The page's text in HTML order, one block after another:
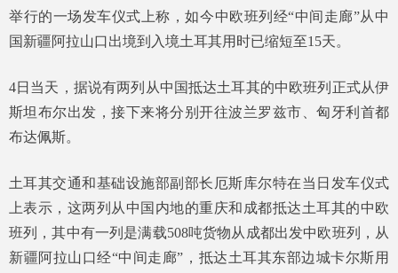
举行的一场发车仪式上称，如今中欧班列经“中间走廊”从中
国新疆阿拉山口出境到入境土耳其用时已缩短至15天。
4日当天，据说有两列从中国抵达土耳其的中欧班列正式从伊
斯坦布尔出发，接下来将分别开往波兰罗兹市、匈牙利首都
布达佩斯。
土耳其交通和基础设施部副部长厄斯库尔特在当日发车仪式
上表示，这两列从中国内地的重庆和成都抵达土耳其的中欧
班列，其中有一列是满载508吨货物从成都出发中欧班列，从
新疆阿拉山口经“中间走廊”，抵达土耳其东部边城卡尔斯用